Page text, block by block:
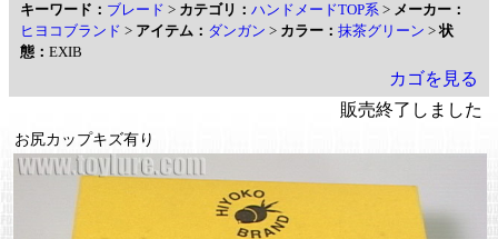
キーワード： ブレード > カテゴリ： ハンドメードTOP系 > メーカー：
ヒヨコブランド > アイテム： ダンガン > カラー： 抹茶グリーン >状
態： EXIB
カゴを見る
販売終了しました
お尻カップキズ有り